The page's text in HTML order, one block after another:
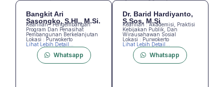
Bangkit Ari
Sasongko, S.HI., M.Si.
Keahlian : Pengembangan
Program Dan Penasihat
Pembangunan Berkelanjutan
Lokasi : Purwokerto
Lihat Lebih Detail...
Whatsapp
Dr. Barid Hardiyanto,
S.Sos, M.Si
Keahlian : Akademisi, Praktisi
Kebijakan Publik, Dan
Wirausahawan Sosial
Lokasi : Purwokerto
Lihat Lebih Detail...
Whatsapp